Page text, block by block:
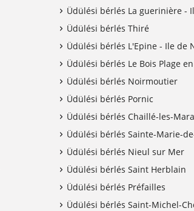
Üdülési bérlés La guerinière -
Üdülési bérlés Thiré
Üdülési bérlés L'Epine - Ile de
Üdülési bérlés Le Bois Plage
Üdülési bérlés Noirmoutier
Üdülési bérlés Pornic
Üdülési bérlés Chaillé-les-
Üdülési bérlés Sainte-Marie-
Üdülési bérlés Nieul sur Mer
Üdülési bérlés Saint Herblain
Üdülési bérlés Préfailles
Üdülési bérlés Saint-Michel-